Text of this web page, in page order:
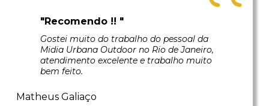
"Recomendo !! "
Gostei muito do trabalho do pessoal da
Midia Urbana Outdoor no Rio de Janeiro,
atendimento excelente e trabalho muito
bem feito.
Matheus Galiaço